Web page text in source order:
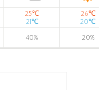
25℃
21℃
26℃
20℃
40% 20%